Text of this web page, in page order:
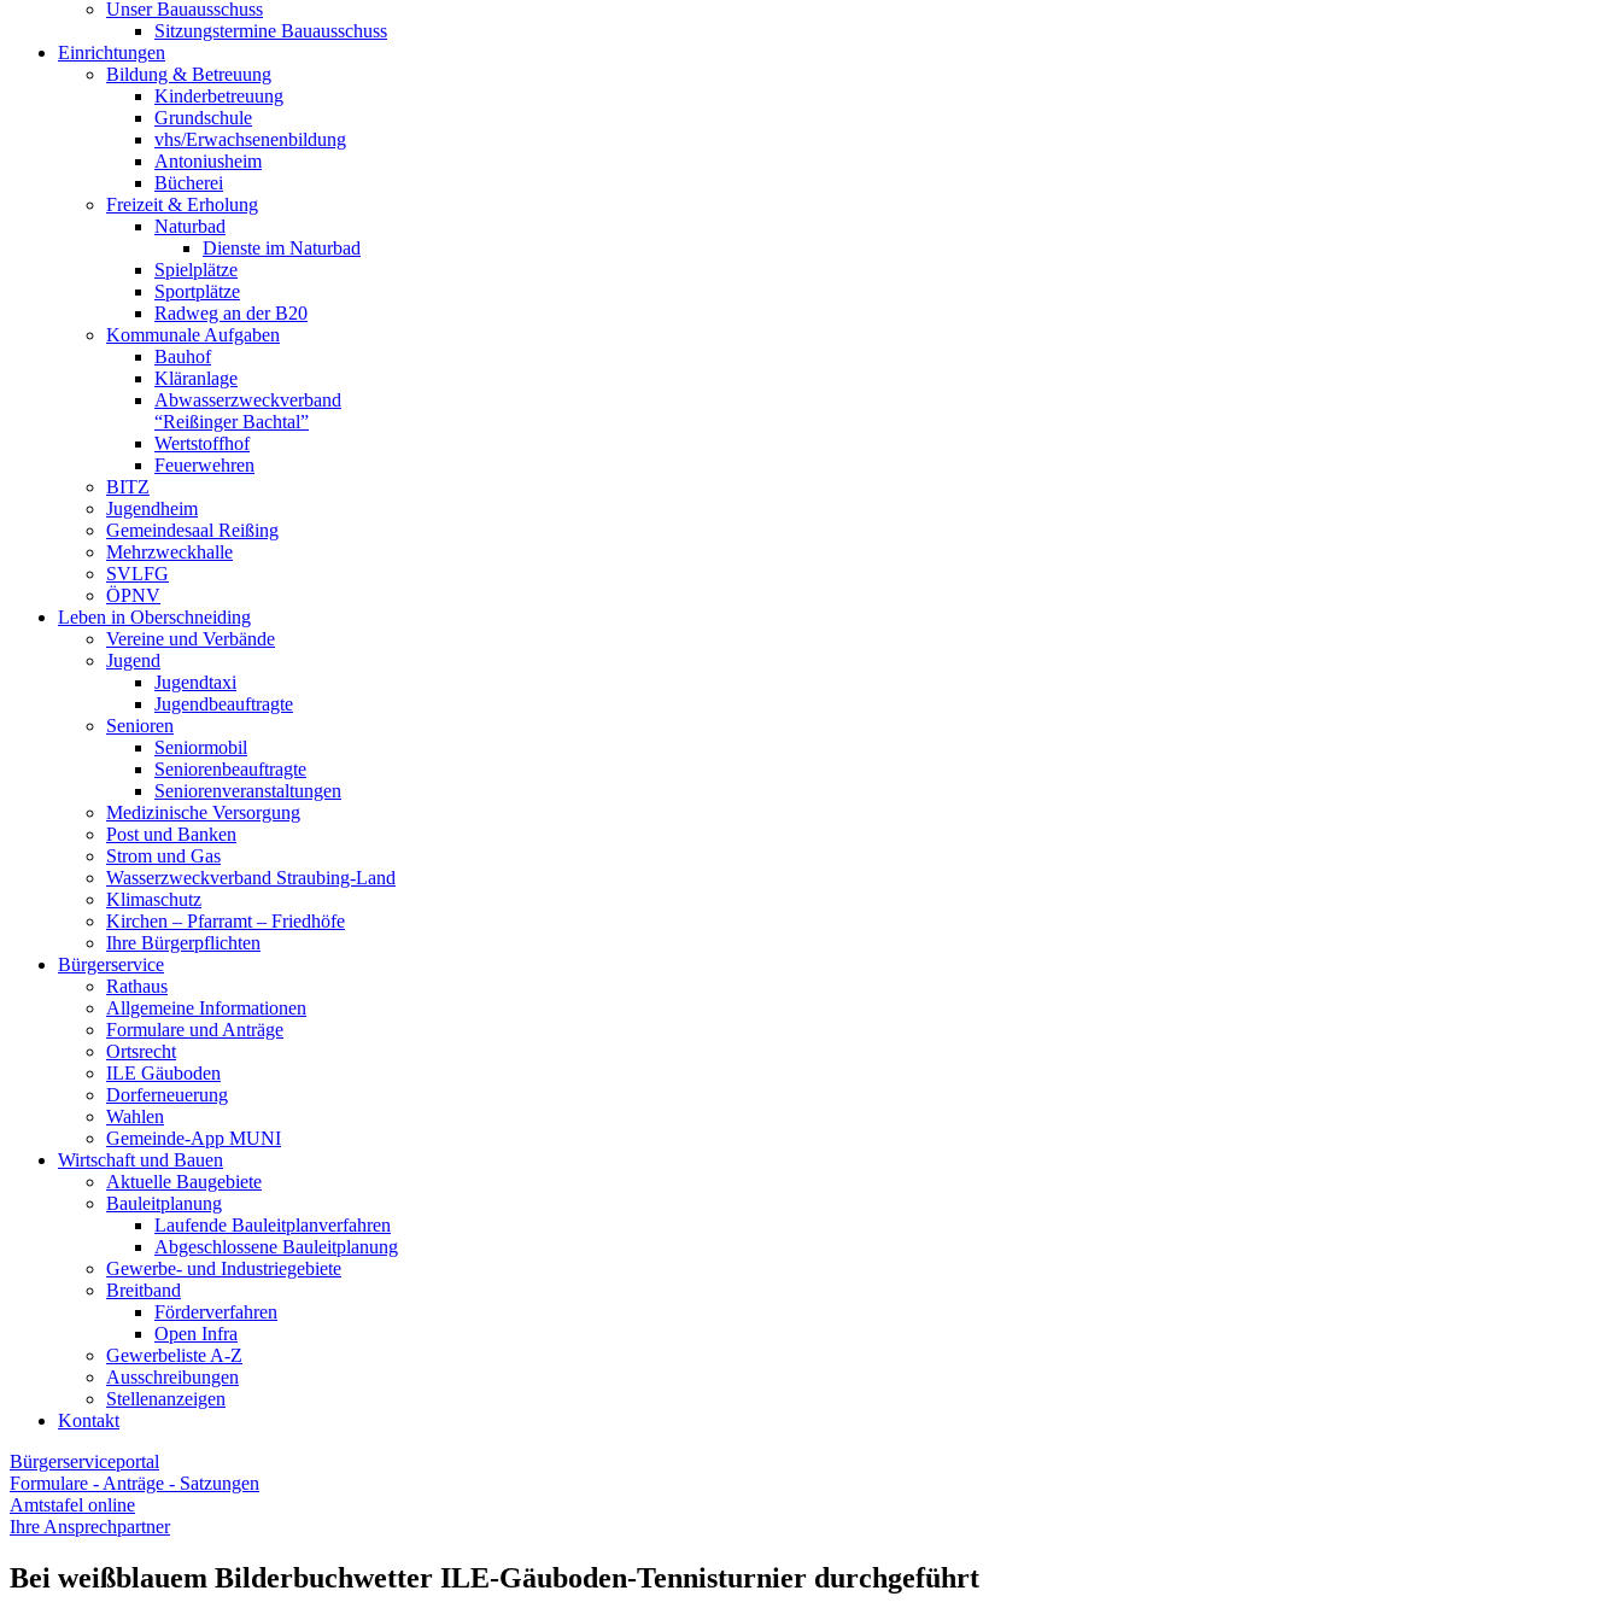
Unser Bauausschuss
Sitzungstermine Bauausschuss
Einrichtungen
Bildung & Betreuung
Kinderbetreuung
Grundschule
vhs/Erwachsenenbildung
Antoniusheim
Bücherei
Freizeit & Erholung
Naturbad
Dienste im Naturbad
Spielplätze
Sportplätze
Radweg an der B20
Kommunale Aufgaben
Bauhof
Kläranlage
Abwasserzweckverband
“Reißinger Bachtal”
Wertstoffhof
Feuerwehren
BITZ
Jugendheim
Gemeindesaal Reißing
Mehrzweckhalle
SVLFG
ÖPNV
Leben in Oberschneiding
Vereine und Verbände
Jugend
Jugendtaxi
Jugendbeauftragte
Senioren
Seniormobil
Seniorenbeauftragte
Seniorenveranstaltungen
Medizinische Versorgung
Post und Banken
Strom und Gas
Wasserzweckverband Straubing-Land
Klimaschutz
Kirchen – Pfarramt – Friedhöfe
Ihre Bürgerpflichten
Bürgerservice
Rathaus
Allgemeine Informationen
Formulare und Anträge
Ortsrecht
ILE Gäuboden
Dorferneuerung
Wahlen
Gemeinde-App MUNI
Wirtschaft und Bauen
Aktuelle Baugebiete
Bauleitplanung
Laufende Bauleitplanverfahren
Abgeschlossene Bauleitplanung
Gewerbe- und Industriegebiete
Breitband
Förderverfahren
Open Infra
Gewerbeliste A-Z
Ausschreibungen
Stellenanzeigen
Kontakt
Bürgerserviceportal
Formulare - Anträge - Satzungen
Amtstafel online
Ihre Ansprechpartner
Bei weißblauem Bilderbuchwetter ILE-Gäuboden-Tennisturnier durchgeführt